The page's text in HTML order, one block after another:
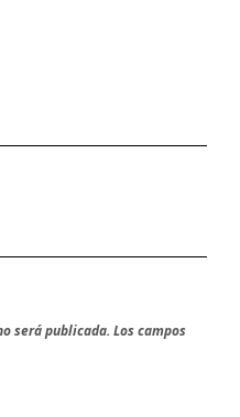
será publicada. Los campos